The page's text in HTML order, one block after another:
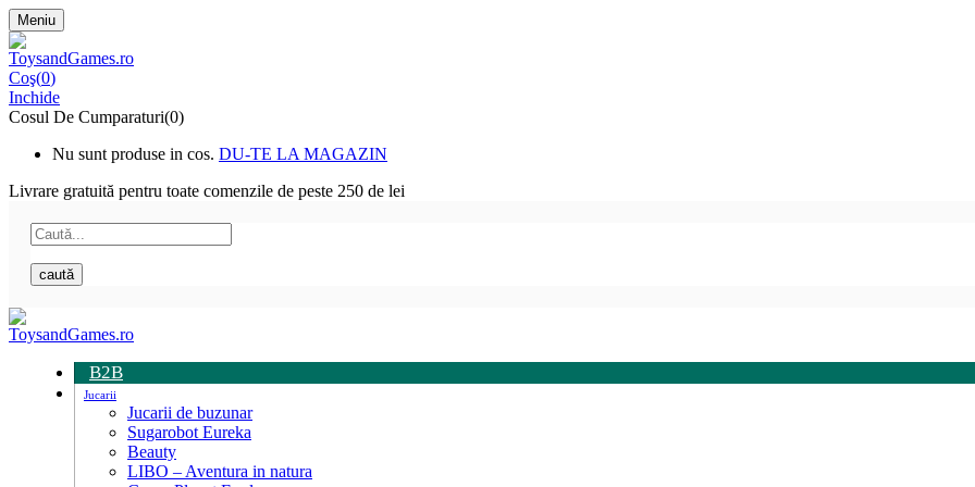
Meniu
Coş(0)
Inchide
Cosul De Cumparaturi(0)
Nu sunt produse in cos. DU-TE LA MAGAZIN
Livrare gratuită pentru toate comenzile de peste 250 de lei
caută
B2B
Jucarii
Jucarii de buzunar
Sugarobot Eureka
Beauty
LIBO – Aventura in natura